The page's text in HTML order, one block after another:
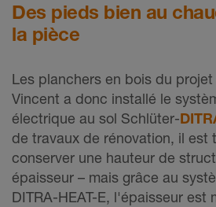
Des pieds bien au
la pièce
Les planchers en bois du
Vincent a donc installé le
électrique au sol Schlüter-
de travaux de rénovation, il est
conserver une hauteur de
épaisseur – mais grâce au
DITRA-HEAT-E, l'épaisseur est